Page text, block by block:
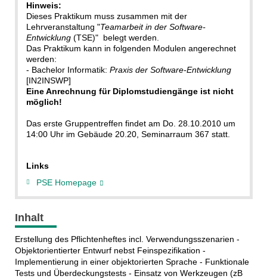
Hinweis:
Dieses Praktikum muss zusammen mit der
Lehrveranstaltung "Teamarbeit in der Software-
Entwicklung(TSE)" belegt werden.
Das Praktikum kann in folgenden Modulen angerechnet
werden:
- Bachelor Informatik: Praxis der Software-Entwicklung
[IN2INSWP]
Eine Anrechnung für Diplomstudiengänge ist nicht
möglich!
Das erste Gruppentreffen findet am Do. 28.10.2010 um
14:00 Uhr im Gebäude 20.20, Seminarraum 367 statt.
Links
PSE Homepage
Inhalt
Erstellung des Pflichtenheftes incl. Verwendungsszenarien -
Objektorientierter Entwurf nebst Feinspezifikation -
Implementierung in einer objektorierten Sprache - Funktionale
Tests und Überdeckungstests - Einsatz von Werkzeugen (zB